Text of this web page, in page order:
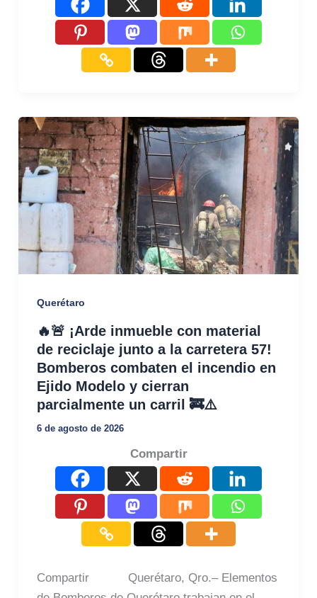
Querétaro
🔥🚨 ¡Arde inmueble con material
de reciclaje junto a la carretera 57!
Bomberos combaten el incendio en
Ejido Modelo y cierran
parcialmente un carril 🚒⚠️
6 de agosto de 2026
Compartir
Compartir Querétaro, Qro.– Elementos